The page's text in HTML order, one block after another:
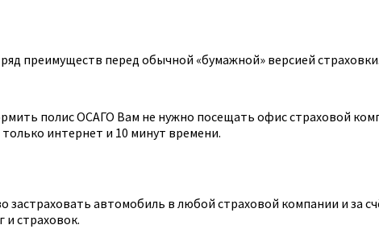
преимуществ перед обычной «бумажной» версией страховки.
полис ОСАГО Вам не нужно посещать офис страховой
интернет и 10 минут времени.
застраховать автомобиль в любой страховой компании и за
и страховок.